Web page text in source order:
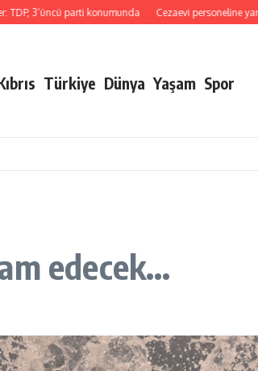
parti konumunda Cezaevi personeline yangınla
Türkiye Dünya Yaşam Spor
edecek…